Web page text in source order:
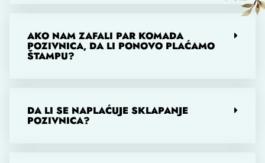
AKO NAM ZAFALI PAR KOMADA
POZIVNICA, DA LI PONOVO PLAĆAMO
ŠTAMPU?
DA LI SE NAPLAĆUJE SKLAPANJE
POZIVNICA?